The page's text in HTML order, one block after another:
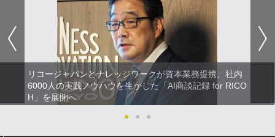
リコージャパンとナレッジワークが資本業務提携、社内
6000人の実践ノウハウを生かした「AI商談記録 for RICO
H」を展開へ
●
● ●